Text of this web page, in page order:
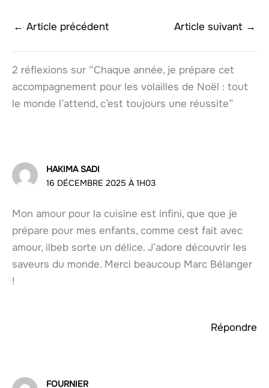
← Article précédent Article suivant →
2 réflexions sur “Chaque année, je prépare cet
accompagnement pour les volailles de Noël : tout
le monde l’attend, c’est toujours une réussite”
HAKIMA SADI
16 DÉCEMBRE 2025 À 1H03
Mon amour pour la cuisine est infini, que que je
prépare pour mes enfants, comme cest fait avec
amour, ilbeb sorte un délice. J’adore découvrir les
saveurs du monde. Merci beaucoup Marc Bélanger
!
Répondre
FOURNIER